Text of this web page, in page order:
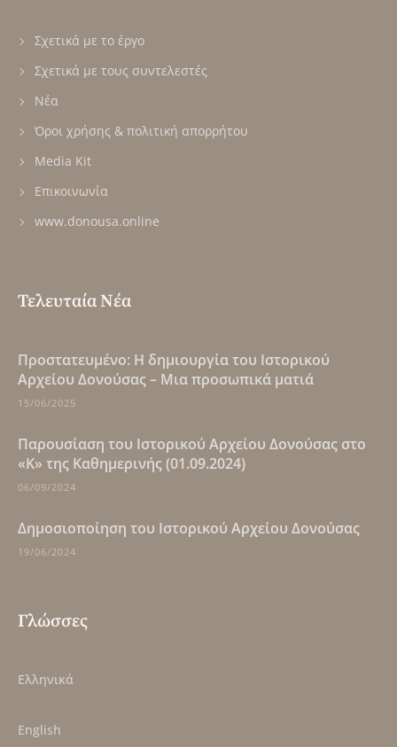
Σχετικά με το έργο
Σχετικά με τους συντελεστές
Νέα
Όροι χρήσης & πολιτική απορρήτου
Media Kit
Επικοινωνία
www.donousa.online
Τελευταία Νέα
Πρoστατευμένο: Η δημιουργία του Ιστορικού
Αρχείου Δονούσας – Μια προσωπικά ματιά
15/06/2025
Παρουσίαση του Ιστορικού Αρχείου Δονούσας στο
«Κ» της Καθημερινής (01.09.2024)
06/09/2024
Δημοσιοποίηση του Ιστορικού Αρχείου Δονούσας
19/06/2024
Γλώσσες
Ελληνικά
English